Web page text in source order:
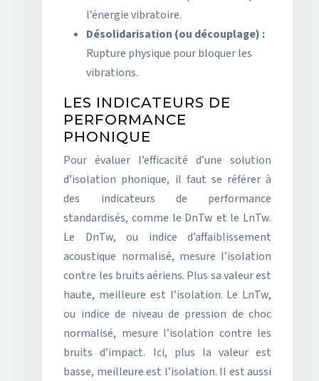
l’énergie vibratoire.
Désolidarisation (ou découplage) :
Rupture physique pour bloquer les
vibrations.
LES INDICATEURS DE
PERFORMANCE
PHONIQUE
Pour évaluer l’efficacité d’une solution
d’isolation phonique, il faut se référer à
des indicateurs de performance
standardisés, comme le DnTw et le LnTw.
Le DnTw, ou indice d’affaiblissement
acoustique normalisé, mesure l’isolation
contre les bruits aériens. Plus sa valeur est
haute, meilleure est l’isolation. Le LnTw,
ou indice de niveau de pression de choc
normalisé, mesure l’isolation contre les
bruits d’impact. Ici, plus la valeur est
basse, meilleure est l’isolation. Il est aussi